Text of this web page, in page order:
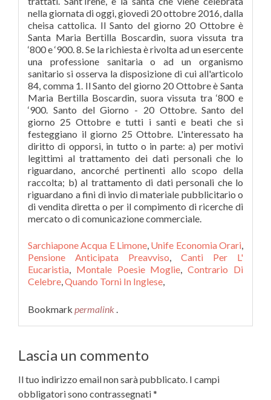
Sarchiapone Acqua E Limone, Unife Economia Orari,
Pensione Anticipata Preavviso, Canti Per L'
Eucaristia, Montale Poesie Moglie,Contrario Di
Celebre,Quando Torni In Inglese,
Bookmark permalink .
Lascia un commento
Il tuo indirizzo email non sarà pubblicato. I campi
obbligatori sono contrassegnati*